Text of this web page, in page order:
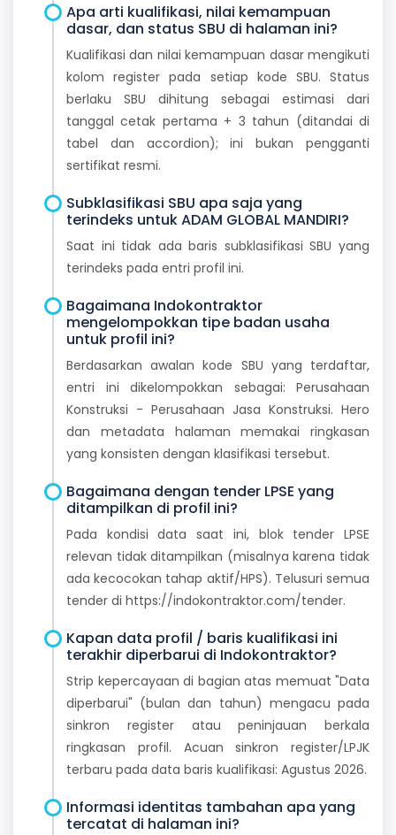
Apa arti kualifikasi, nilai kemampuan
dasar, dan status SBU di halaman ini?
Kualifikasi dan nilai kemampuan dasar mengikuti
kolom register pada setiap kode SBU. Status
berlaku SBU dihitung sebagai estimasi dari
tanggal cetak pertama + 3 tahun (ditandai di
tabel dan accordion); ini bukan pengganti
sertifikat resmi.
Subklasifikasi SBU apa saja yang
terindeks untuk ADAM GLOBAL MANDIRI?
Saat ini tidak ada baris subklasifikasi SBU yang
terindeks pada entri profil ini.
Bagaimana Indokontraktor
mengelompokkan tipe badan usaha
untuk profil ini?
Berdasarkan awalan kode SBU yang terdaftar,
entri ini dikelompokkan sebagai: Perusahaan
Konstruksi - Perusahaan Jasa Konstruksi. Hero
dan metadata halaman memakai ringkasan
yang konsisten dengan klasifikasi tersebut.
Bagaimana dengan tender LPSE yang
ditampilkan di profil ini?
Pada kondisi data saat ini, blok tender LPSE
relevan tidak ditampilkan (misalnya karena tidak
ada kecocokan tahap aktif/HPS). Telusuri semua
tender di https://indokontraktor.com/tender.
Kapan data profil / baris kualifikasi ini
terakhir diperbarui di Indokontraktor?
Strip kepercayaan di bagian atas memuat "Data
diperbarui" (bulan dan tahun) mengacu pada
sinkron register atau peninjauan berkala
ringkasan profil. Acuan sinkron register/LPJK
terbaru pada data baris kualifikasi: Agustus 2026.
Informasi identitas tambahan apa yang
tercatat di halaman ini?